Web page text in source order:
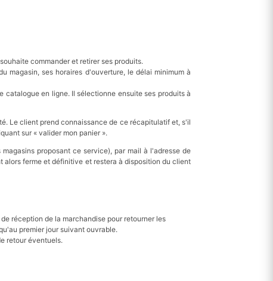
commander et retirer ses produits.
magasin, ses horaires d'ouverture, le délai minimum à
catalogue en ligne. Il sélectionne ensuite ses produits à
Le client prend connaissance de ce récapitulatif et, s'il
sur « valider mon panier ».
proposant ce service), par mail à l'adresse de
alors ferme et définitive et restera à disposition du client
réception de la marchandise pour retourner les
premier jour suivant ouvrable.
retour éventuels.